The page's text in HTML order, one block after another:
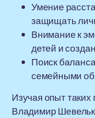
Умение
защищать
Внимание к
детей и
Поиск
семейными
Изучая опыт
Владимир